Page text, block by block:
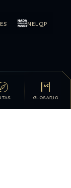
GLOSARIO
NELQP
creciendo.